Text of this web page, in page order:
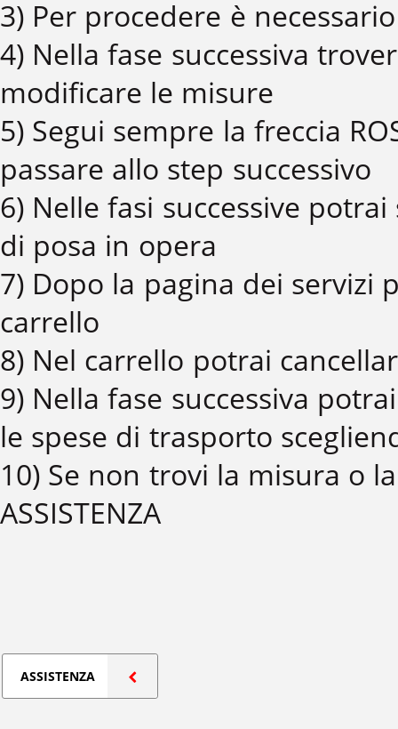
3) Per procedere è
4) Nella fase successiva
modificare le misure
5) Segui sempre la freccia
passare allo step successivo
6) Nelle fasi successive
di posa in opera
7) Dopo la pagina dei
carrello
8) Nel carrello potrai
9) Nella fase successiva
le spese di trasporto
10) Se non trovi la misura o
ASSISTENZA
ASSISTENZA